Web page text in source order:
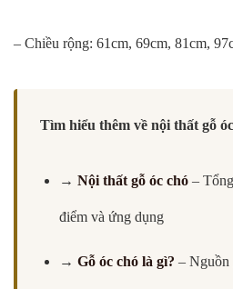
– Chiều rộng: 61cm, 69cm, 81cm,
Tìm hiểu thêm về nội thất gỗ
→ Nội thất gỗ óc chó– Tổng
điểm và ứng dụng
→ Gỗ óc chó là gì? – Nguồn